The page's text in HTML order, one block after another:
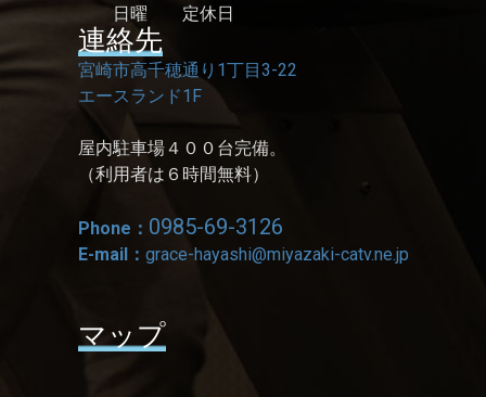
日曜 定休日
連絡先
宮崎市高千穂通り1丁目3-22
エースランド1F
屋内駐車場４００台完備。
（利用者は６時間無料）
Phone： 0985-69-3126
E-mail： grace-hayashi@miyazaki-catv.ne.jp
マップ